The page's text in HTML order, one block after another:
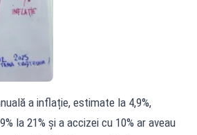
a inflație, estimate la 4,9%,
la 21% și a accizei cu 10% ar aveau